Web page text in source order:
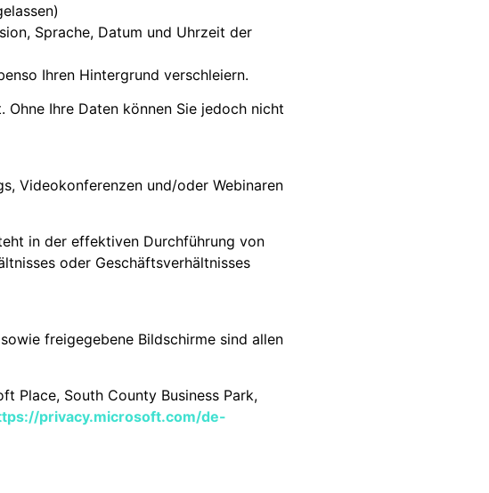
Sprache, Datum und Uhrzeit der
Ihren Hintergrund verschleiern.
Ihre Daten können Sie jedoch nicht
Videokonferenzen und/oder Webinaren
in der effektiven Durchführung von
oder Geschäftsverhältnisses
freigegebene Bildschirme sind allen
Place, South County Business Park,
privacy.microsoft.com/de-